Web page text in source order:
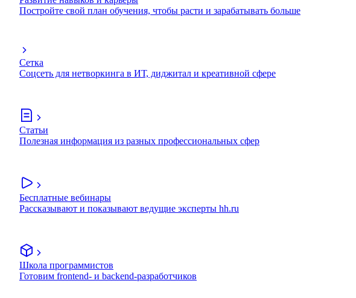
Постройте свой план обучения, чтобы расти и зарабатывать больше
Сетка
Соцсеть для нетворкинга в ИТ, диджитал и креативной сфере
Статьи
Полезная информация из разных профессиональных сфер
Бесплатные вебинары
Рассказывают и показывают ведущие эксперты hh.ru
Школа программистов
Готовим frontend- и backend-разработчиков